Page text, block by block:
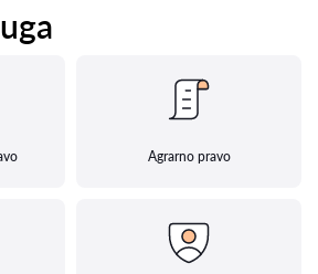
Agrarno pravo